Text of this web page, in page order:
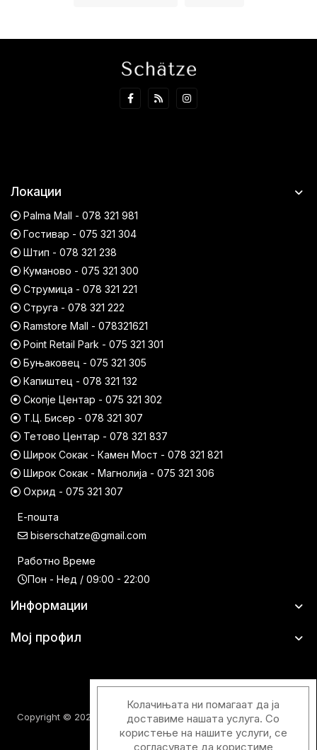
Локации
Palma Mall - 078 321 981
Гостивар - 075 321 304
Штип - 078 321 238
Куманово - 075 321 300
Струмица - 078 321 221
Струга - 078 321 222
Ramstore Mall - 078321621
Point Retail Park - 075 321 301
Буњаковец - 075 321 305
Капиштец - 078 321 132
Скопје Центар - 075 321 302
Т.Ц. Бисер - 078 321 307
Тетово Центар - 078 321 837
Широк Сокак - Камен Мост - 078 321 821
Широк Сокак - Магнолија - 075 321 306
Охрид - 075 321 307
Е-пошта
biserschatze@gmail.com
Работно Време
Пон - Нед / 09:00 - 22:00
Информации
Мој профил
Copyright © 2026 Шатци Парфимерии. Сите права задржани.
Колачињата ни помагаат да ја
доставиме нашата услуга. Со
користење на нашите услуги, се
согласувате да користиме